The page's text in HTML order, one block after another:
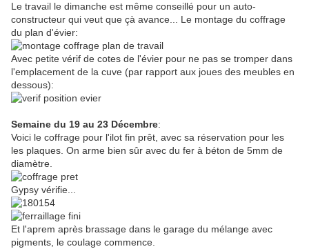
Le travail le dimanche est même conseillé pour un auto-
constructeur qui veut que çà avance... Le montage du coffrage
du plan d'évier:
Avec petite vérif de cotes de l'évier pour ne pas se tromper dans
l'emplacement de la cuve (par rapport aux joues des meubles en
dessous):
Semaine du 19 au 23 Décembre:
Voici le coffrage pour l'ilot fin prêt, avec sa réservation pour les
les plaques. On arme bien sûr avec du fer à béton de 5mm de
diamètre.
Gypsy vérifie...
Et l'aprem après brassage dans le garage du mélange avec
pigments, le coulage commence.